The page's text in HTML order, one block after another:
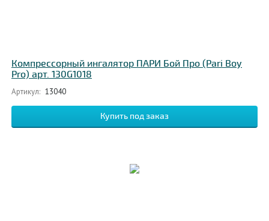
Компрессорный ингалятор ПАРИ Бой Про (Pari Boy
Pro) арт. 130G1018
Артикул: 13040